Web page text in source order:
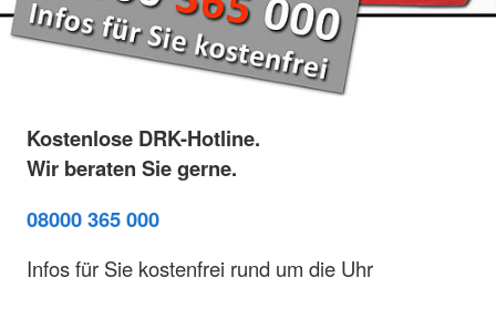
Kostenlose DRK-Hotline.
Wir beraten Sie gerne.
08000 365 000
Infos für Sie kostenfrei rund um die Uhr